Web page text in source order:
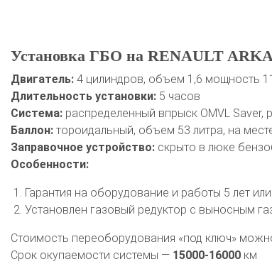
Установка ГБО на RENAULT
Двигатель: 4 цилиндров, объем 1,6 мощность
Длительность установки: 5 часов
Система: распределенный впрыск OMVL Saver,
Баллон: тороидальный, объем 53 литра, на
Заправочное устройство: скрыто в люке
Особенности:
Гарантия на оборудование и работы 5 лет
Установлен газовый редуктор с выносным
Стоимость переоборудования «под ключ»
Срок окупаемости системы — 15000-16000 км